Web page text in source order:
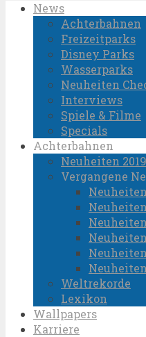
News
Achterbahnen
Freizeitparks
Disney Parks
Wasserparks
Neuheiten
Interviews
Spiele & Filme
Specials
Achterbahnen
Neuheiten 2019
Vergangene
Neuheiten
Weltrekorde
Lexikon
Wallpapers
Karriere